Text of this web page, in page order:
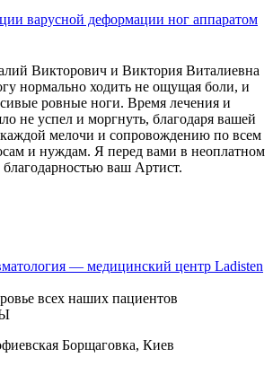
Викторович и Виктория Виталиевна
нормально ходить не ощущая боли, и
ровные ноги. Время лечения и
не успел и моргнуть, благодаря вашей
мелочи и сопровождению по всем
и нуждам. Я перед вами в неоплатном
ваш Артист.
всех наших пациентов
Борщаговка, Киев